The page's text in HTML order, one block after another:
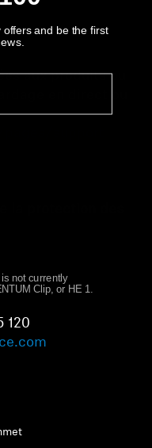
AMBEO
aux produits ou
en direct ou
pages/support
120
and be the first
not currently
Clip, or HE 1.